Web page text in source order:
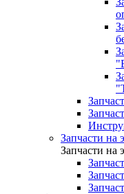
Запчасти на
Запчасти на